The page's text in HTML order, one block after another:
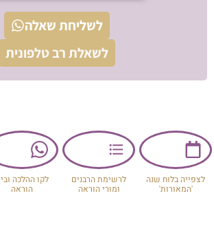
לשליחת שאלה
לשאלת רב טלפונית
לצפייה בלוח שנה
'המאורות'
לרשימת הרבנים
ומורי הוראה
לקו ההלכה
הוראה